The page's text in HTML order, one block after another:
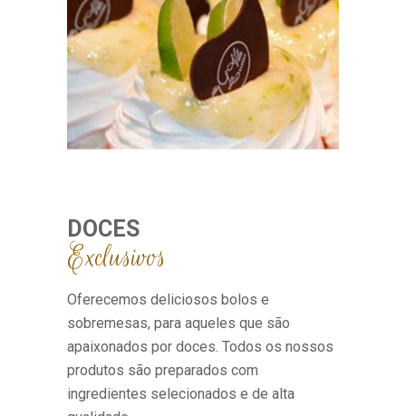
DOCES
Exclusivos
Oferecemos deliciosos bolos e
sobremesas, para aqueles que são
apaixonados por doces. Todos os nossos
produtos são preparados com
ingredientes selecionados e de alta